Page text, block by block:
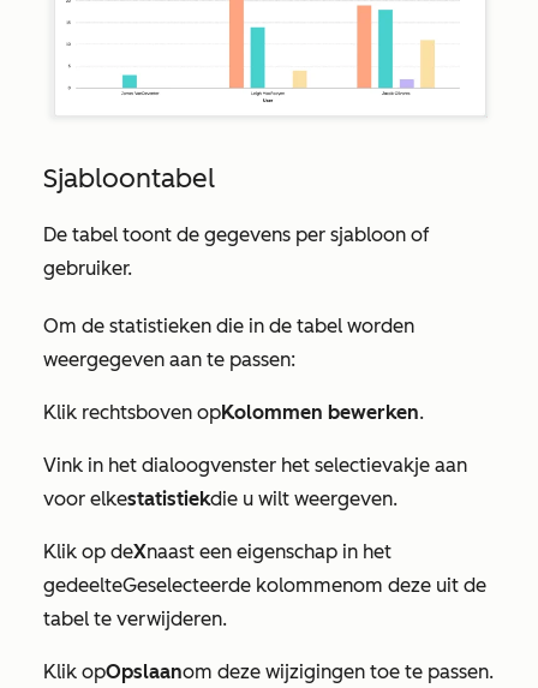
Sjabloontabel
De tabel toont de gegevens per sjabloon of
gebruiker.
Om de statistieken die in de tabel worden
weergegeven aan te passen:
Klik rechtsboven opKolommen bewerken.
Vink in het dialoogvenster het selectievakje aan
voor elkestatistiekdie u wilt weergeven.
Klik op deXnaast een eigenschap in het
gedeelteGeselecteerde kolommenom deze uit de
tabel te verwijderen.
Klik opOpslaanom deze wijzigingen toe te passen.